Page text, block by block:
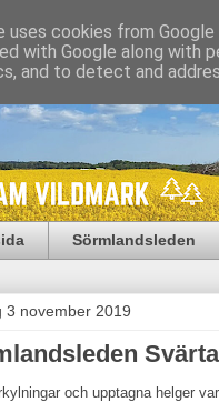
Sörmlandsleden
3 november 2019
och upptagna helger
uses cookies from
with Google along with
and to detect and